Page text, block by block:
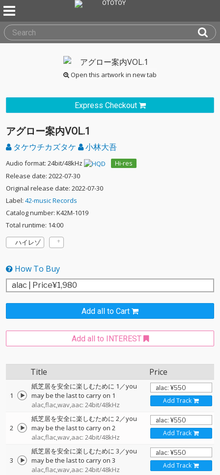
Open this artwork in new tab
Express Checkout
アグロー案内VOL.1
タケウチカズタケ 小林大吾
Audio format: 24bit/48kHz
Hi-res
Release date: 2022-07-30
Original release date: 2022-07-30
Label: 42-music Records
Catalog number: K42M-1019
Total runtime: 14:00
ハイレゾ
How To Buy
Add all to Cart
Add all to INTEREST
Title Price
1
紙芝居を安全に楽しむために 1／you
may be the last to carry on 1
alac,flac,wav,aac: 24bit/48kHz
Add Track
2
紙芝居を安全に楽しむために 2／you
may be the last to carry on 2
alac,flac,wav,aac: 24bit/48kHz
Add Track
3
紙芝居を安全に楽しむために 3／you
may be the last to carry on 3
alac,flac,wav,aac: 24bit/48kHz
Add Track